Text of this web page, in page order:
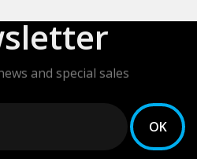
and special sales